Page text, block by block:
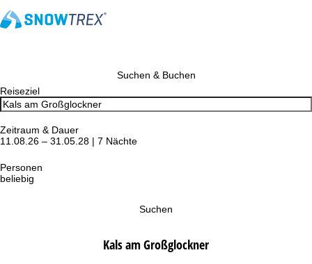
Suchen & Buchen
Reiseziel
Zeitraum & Dauer
11.08.26 – 31.05.28 | 7 Nächte
Personen
beliebig
Suchen
Kals am Großglockner